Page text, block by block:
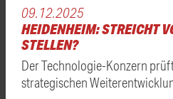
09.12.2025
HEIDENHEIM: STREICHT
STELLEN?
Der Technologie-Konzern
strategischen